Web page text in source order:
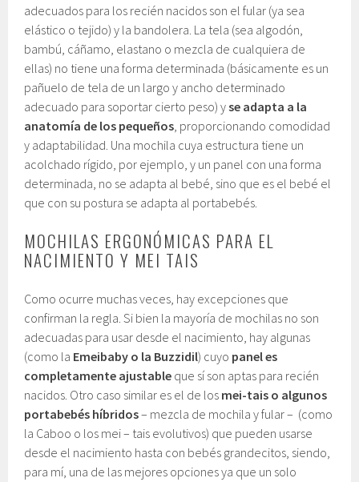
adecuados para los recién nacidos son el fular (ya sea
elástico o tejido) y la bandolera. La tela (sea algodón,
bambú, cáñamo, elastano o mezcla de cualquiera de
ellas) no tiene una forma determinada (básicamente es un
pañuelo de tela de un largo y ancho determinado
adecuado para soportar cierto peso) yse adapta a la
anatomía de los pequeños, proporcionando comodidad
y adaptabilidad. Una mochila cuya estructura tiene un
acolchado rígido, por ejemplo, y un panel con una forma
determinada, no se adapta al bebé, sino que es el bebé el
que con su postura se adapta al portabebés.
MOCHILAS ERGONÓMICAS PARA EL
NACIMIENTO Y MEI TAIS
Como ocurre muchas veces, hay excepciones que
confirman la regla. Si bien la mayoría de mochilas no son
adecuadas para usar desde el nacimiento, hay algunas
(como la Emeibaby o la Buzzidil) cuyo panel es
completamente ajustable que sí son aptas para recién
nacidos. Otro caso similar es el de los mei-tais o algunos
portabebés híbridos– mezcla de mochila y fular – (como
la Caboo o los mei – tais evolutivos) que pueden usarse
desde el nacimiento hasta con bebés grandecitos, siendo,
para mí, una de las mejores opciones ya que un solo